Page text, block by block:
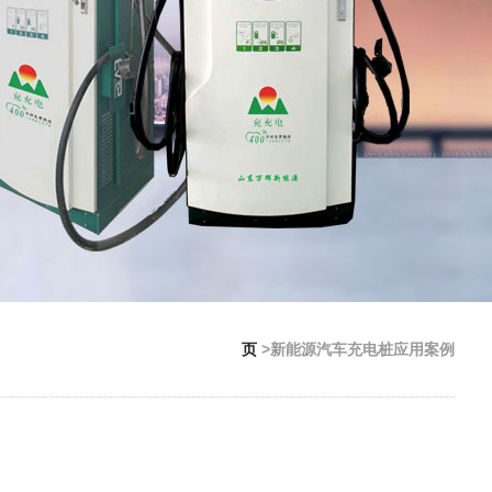
页 >新能源汽车充电桩应用案例